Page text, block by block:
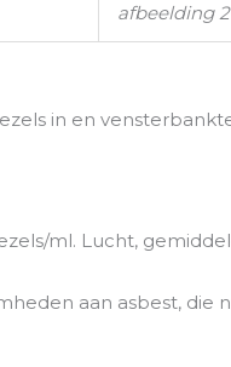
afbeelding 2
in en
ml. Lucht,
aan asbest, die